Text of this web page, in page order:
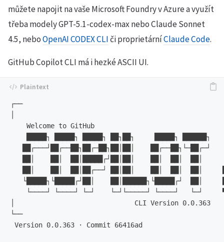
můžete napojit na vaše Microsoft Foundry v Azure a využít
třeba modely GPT-5.1-codex-max nebo Claude Sonnet
4.5, neboOpenAI CODEX CLIči proprietárníClaude Code.
GitHub Copilot CLI má i hezké ASCII UI.
┌──
Welcome to GitHub
█████┐ █████┐ █████┐ ██┐██┐     █████┐ ██████┐
██┌───┘██┌──██┐██┌─██┐██│██│    ██┌──██┐└─██┌─┘
██│    ██│  ██│█████┌┘██│██│    ██│  ██│  ██│
██│    ██│  ██│██┌──┘ ██│██│    ██│  ██│  ██│
└█████┐└█████┌┘██│    ██│██████┐└█████┌┘  ██│
└────┘ └────┘ └─┘    └─┘└─────┘ └────┘   └─┘
│                              CLI Version 0.0.363
└──
Version 0.0.363 · Commit 66416ad